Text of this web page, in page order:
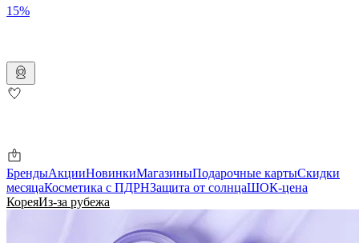
15%
БрендыАкцииНовинкиМагазиныПодарочные картыСкидки
месяцаКосметика с ПДРНЗащита от солнцаШОК-цена
КореяИз-за рубежа